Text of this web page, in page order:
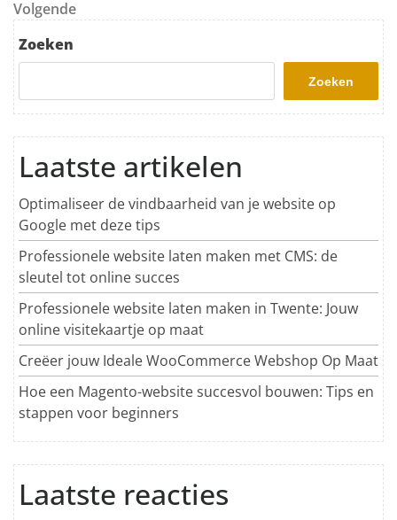
Volgend bericht
Volgende
Zoeken
Zoeken
Laatste artikelen
Optimaliseer de vindbaarheid van je website op
Google met deze tips
Professionele website laten maken met CMS: de
sleutel tot online succes
Professionele website laten maken in Twente: Jouw
online visitekaartje op maat
Creëer jouw Ideale WooCommerce Webshop Op Maat
Hoe een Magento-website succesvol bouwen: Tips en
stappen voor beginners
Laatste reacties